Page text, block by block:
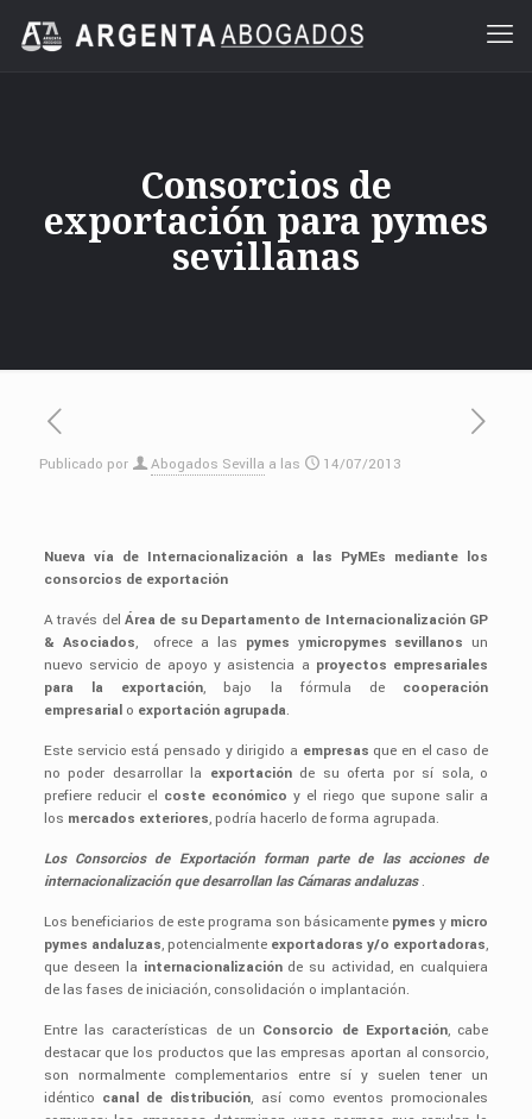
Consorcios de
exportación para pymes
sevillanas
Publicado por Abogados Sevilla a las 14/07/2013
Nueva vía de Internacionalización a las PyMEs mediante los
consorcios de exportación
A través del Área de su Departamento de Internacionalización GP
& Asociados, ofrece a las pymes ymicropymes sevillanos un
nuevo servicio de apoyo y asistencia a proyectos empresariales
para la exportación, bajo la fórmula de cooperación
empresarialo exportación agrupada.
Este servicio está pensado y dirigido a empresas que en el caso de
no poder desarrollar la exportaciónde su oferta por sí sola, o
prefiere reducir el coste económico y el riego que supone salir a
los mercados exteriores, podría hacerlo de forma agrupada.
Los Consorcios de Exportación forman parte de las acciones de
internacionalización que desarrollan las Cámaras andaluzas.
Los beneficiarios de este programa son básicamente pymes y micro
pymes andaluzas, potencialmente exportadoras y/o exportadoras,
que deseen la internacionalizaciónde su actividad, en cualquiera
de las fases de iniciación, consolidación o implantación.
Entre las características de un Consorcio de Exportación, cabe
destacar que los productos que las empresas aportan al consorcio,
son normalmente complementarios entre sí y suelen tener un
idéntico canal de distribución, así como eventos promocionales